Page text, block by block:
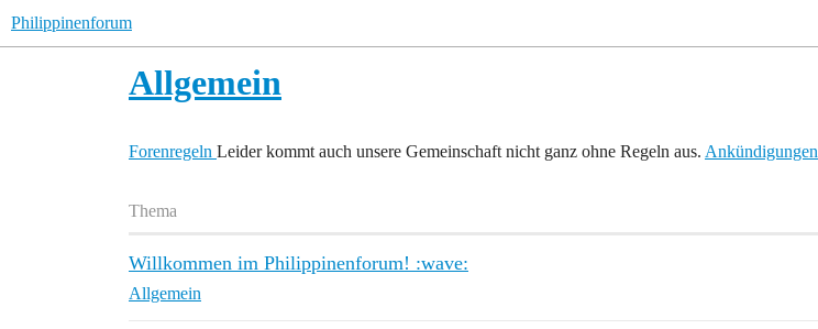
Philippinenforum
Allgemein
Forenregeln Leider kommt auch unsere Gemeinschaft nicht ganz ohne Regeln aus. Ankündigungen
Thema
Willkommen im Philippinenforum! :wave:
Allgemein